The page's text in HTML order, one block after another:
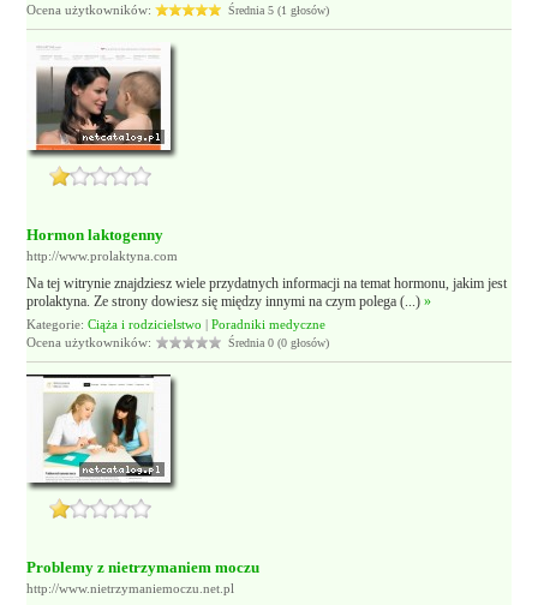
Ocena użytkowników:
Średnia 5 (1 głosów)
Hormon laktogenny
http://www.prolaktyna.com
Na tej witrynie znajdziesz wiele przydatnych informacji na temat hormonu, jakim jest
prolaktyna. Ze strony dowiesz się między innymi na czym polega (...)»
Kategorie:Ciąża i rodzicielstwo |Poradniki medyczne
Ocena użytkowników:
Średnia 0 (0 głosów)
Problemy z nietrzymaniem moczu
http://www.nietrzymaniemoczu.net.pl